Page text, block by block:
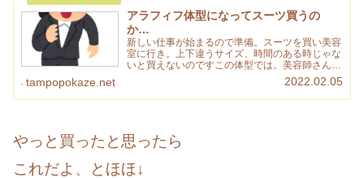
アラフィフ体型になってスーツ買うの
か…
新しい仕事が始まるので準備。スーツを買い美容
室に行き。上下違うサイズ、時間のある時じゃな
いと買えないのですこの体型では。美容師さん独
立で辞めるそう…また美容院探しです。
tampopokaze.net 2022.02.05
やっと買ったと思ったら
これだよ、とほほ↓